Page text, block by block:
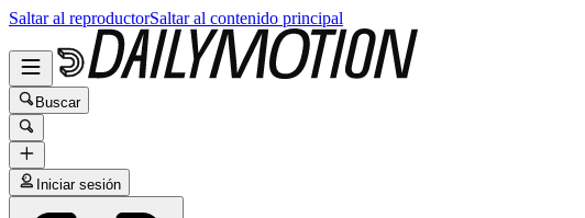
Saltar al reproductorSaltar al contenido principal
Buscar
Iniciar sesión